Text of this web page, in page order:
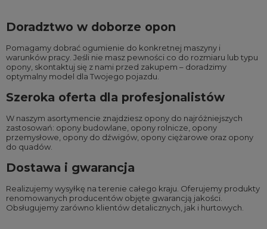
Doradztwo w doborze opon
Pomagamy dobrać ogumienie do konkretnej maszyny i
warunków pracy. Jeśli nie masz pewności co do rozmiaru lub typu
opony, skontaktuj się z nami przed zakupem – doradzimy
optymalny model dla Twojego pojazdu.
Szeroka oferta dla profesjonalistów
W naszym asortymencie znajdziesz opony do najróżniejszych
zastosowań: opony budowlane opony rolnicze opony
przemysłowe opony do dźwigów opony ciężarowe oraz opony
do quadów
Dostawa i gwarancja
Realizujemy wysyłkę na terenie całego kraju. Oferujemy produkty
renomowanych producentów objęte gwarancją jakości.
Obsługujemy zarówno klientów detalicznych, jak i hurtowych.